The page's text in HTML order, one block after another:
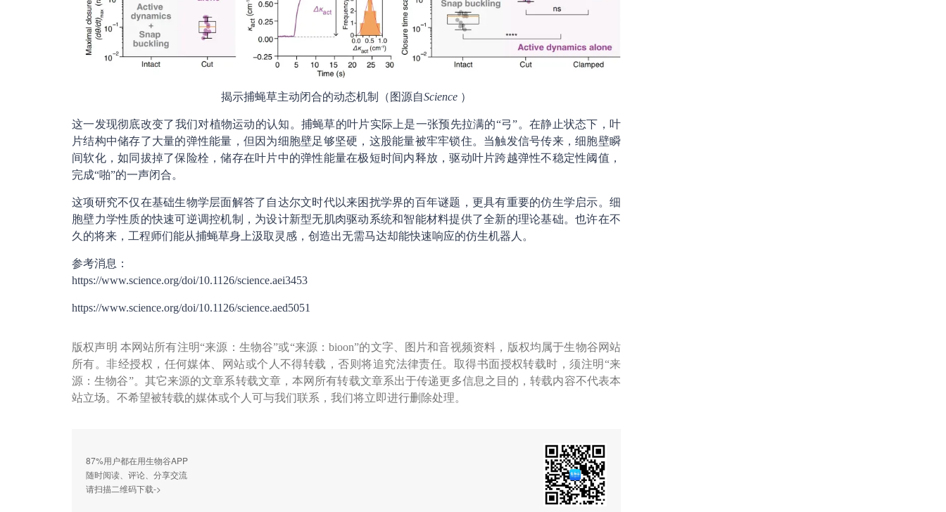
揭示捕蝇草主动闭合的动态机制（图源自Science ）
这一发现彻底改变了我们对植物运动的认知。捕蝇草的叶片实际上是一张预先拉满的“弓”。在静止状态下，叶
片结构中储存了大量的弹性能量，但因为细胞壁足够坚硬，这股能量被牢牢锁住。当触发信号传来，细胞壁瞬
间软化，如同拔掉了保险栓，储存在叶片中的弹性能量在极短时间内释放，驱动叶片跨越弹性不稳定性阈值，
完成“啪”的一声闭合。
这项研究不仅在基础生物学层面解答了自达尔文时代以来困扰学界的百年谜题，更具有重要的仿生学启示。细
胞壁力学性质的快速可逆调控机制，为设计新型无肌肉驱动系统和智能材料提供了全新的理论基础。也许在不
久的将来，工程师们能从捕蝇草身上汲取灵感，创造出无需马达却能快速响应的仿生机器人。
参考消息：
https://www.science.org/doi/10.1126/science.aei3453
https://www.science.org/doi/10.1126/science.aed5051
版权声明 本网站所有注明“来源：生物谷”或“来源：bioon”的文字、图片和音视频资料，版权均属于生物谷网站
所有。非经授权，任何媒体、网站或个人不得转载，否则将追究法律责任。取得书面授权转载时，须注明“来
源：生物谷”。其它来源的文章系转载文章，本网所有转载文章系出于传递更多信息之目的，转载内容不代表本
站立场。不希望被转载的媒体或个人可与我们联系，我们将立即进行删除处理。
87%用户都在用生物谷APP
随时阅读、评论、分享交流
请扫描二维码下载->